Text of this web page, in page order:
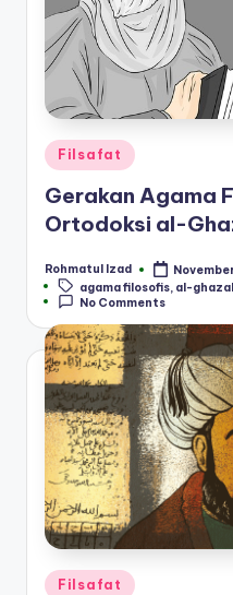
Posted
in
Filsafat
Gerakan Agama
Ortodoksi al-
Posted
by
Rohmatul Izad
Tags:agama filosofis al-
No Comments
Posted
Filsafat